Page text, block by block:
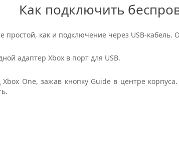
Как подключить
простой, как и подключение через USB-
адаптер Xbox в порт для USB.
One, зажав кнопку Guide в центре